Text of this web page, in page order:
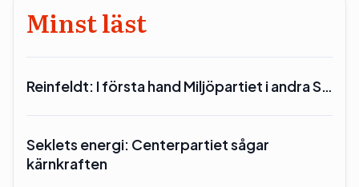
Minst läst
Reinfeldt: I första hand Miljöpartiet i andra S…
Seklets energi: Centerpartiet sågar
kärnkraften